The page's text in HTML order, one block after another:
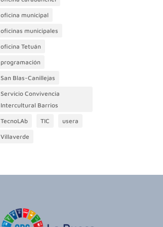
oficina municipal
oficinas municipales
oficina Tetuán
programación
San Blas-Canillejas
Servicio Convivencia
Intercultural Barrios
TecnoLAb TIC usera
Villaverde